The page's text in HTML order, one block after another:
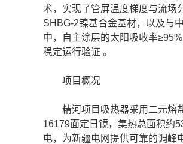
术，实现了管屏温度梯度与流场
SHBG-2镍基合金基材，以及与
中，自主涂层的太阳吸收率
稳定运行验证 。
项目概况
精河项目吸热器采用二元熔盐
16179面定日镜，集热总面积约
电，为新疆电网提供可靠的调峰